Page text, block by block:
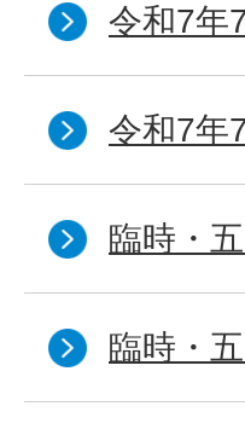
令和7年
令和7年
臨時・
臨時・